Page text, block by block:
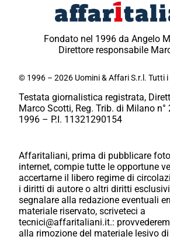
Fondato nel 1996 da Angelo
Direttore responsabile
© 1996 – 2026 Uomini & Affari S.r.l. Tutti
Testata giornalistica registrata,
Marco Scotti, Reg. Trib. di Milano n°
1996 – P.I. 11321290154
Affaritaliani, prima di pubblicare
internet, compie tutte le opportune
accertarne il libero regime di
i diritti di autore o altri diritti
segnalare alla redazione eventuali
materiale riservato, scriveteci a
tecnici@affaritaliani.it.:
alla rimozione del materiale lesivo